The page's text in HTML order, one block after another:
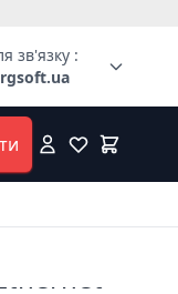
зв'язку :